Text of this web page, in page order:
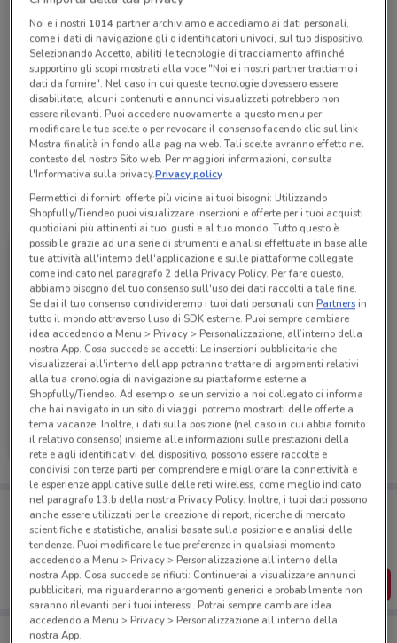
Chiama il negozio
Lunedì n.d.
Martedì n.d.
Mercoledì n.d.
Giovedì n.d.
Venerdì n.d.
Sabato n.d.
Domenica n.d.
0362 222912
Autonovara
Tutte le promozioni di questo negozio
Land Rover
Porta DoveConviene sempre con te!
Puoi trovare le migliori offerte dei negozi vicino a te,
salvarle e creare la tua lista del risparmio, comodamente
dal tuo cellulare.
SCARICA L’APP
Noi e i nostri 1014partner archiviamo e accediamo ai dati personali,
come i dati di navigazione gli o identificatori univoci, sul tuo dispositivo.
Selezionando Accetto, abiliti le tecnologie di tracciamento affinché
supportino gli scopi mostrati alla voce "Noi e i nostri partner trattiamo i
dati da fornire". Nel caso in cui queste tecnologie dovessero essere
disabilitate, alcuni contenuti e annunci visualizzati potrebbero non
essere rilevanti. Puoi accedere nuovamente a questo menu per
modificare le tue scelte o per revocare il consenso facendo clic sul link
Mostra finalità in fondo alla pagina web. Tali scelte avranno effetto nel
contesto del nostro Sito web. Per maggiori informazioni, consulta
l'Informativa sulla privacy.Privacy policy
Permettici di fornirti offerte più vicine ai tuoi bisogni: Utilizzando
Shopfully/Tiendeo puoi visualizzare inserzioni e offerte per i tuoi acquisti
quotidiani più attinenti ai tuoi gusti e al tuo mondo. Tutto questo è
possibile grazie ad una serie di strumenti e analisi effettuate in base alle
tue attività all'interno dell'applicazione e sulle piattaforme collegate,
come indicato nel paragrafo 2 della Privacy Policy. Per fare questo,
abbiamo bisogno del tuo consenso sull'uso dei dati raccolti a tale fine.
Se dai il tuo consenso condivideremo i tuoi dati personali conPartnersin
tutto il mondo attraverso l’uso di SDK esterne. Puoi sempre cambiare
idea accedendo a Menu > Privacy > Personalizzazione, all’interno della
nostra App. Cosa succede se accetti: Le inserzioni pubblicitarie che
visualizzerai all'interno dell’app potranno trattare di argomenti relativi
alla tua cronologia di navigazione su piattaforme esterne a
Shopfully/Tiendeo. Ad esempio, se un servizio a noi collegato ci informa
che hai navigato in un sito di viaggi, potremo mostrarti delle offerte a
tema vacanze. Inoltre, i dati sulla posizione (nel caso in cui abbia fornito
il relativo consenso) insieme alle informazioni sulle prestazioni della
rete e agli identificativi del dispositivo, possono essere raccolte e
condivisi con terze parti per comprendere e migliorare la connettività e
le esperienze applicative sulle delle reti wireless, come meglio indicato
nel paragrafo 13.b della nostra Privacy Policy. Inoltre, i tuoi dati possono
anche essere utilizzati per la creazione di report, ricerche di mercato,
scientifiche e statistiche, analisi basate sulla posizione e analisi delle
tendenze. Puoi modificare le tue preferenze in qualsiasi momento
accedendo a Menu > Privacy > Personalizzazione all'interno della
nostra App. Cosa succede se rifiuti: Continuerai a visualizzare annunci
pubblicitari, ma riguarderanno argomenti generici e probabilmente non
saranno rilevanti per i tuoi interessi. Potrai sempre cambiare idea
accedendo a Menu > Privacy > Personalizzazione all'interno della
nostra App.